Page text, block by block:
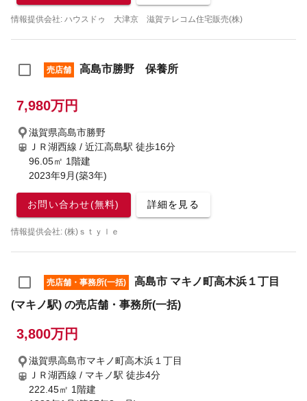
情報提供会社: ハウスドゥ 大津京 滋賀テレコム住宅販売(株)
売店舗 高島市勝野 保養所
7,980万円
滋賀県高島市勝野
ＪＲ湖西線 / 近江高島駅 徒歩16分
96.05㎡ 1階建
2023年9月(築3年)
お問い合わせ(無料) 詳細を見る
情報提供会社: (株)ｓｔｙｌｅ
売店舗・事務所(一括)
高島市 マキノ町高木浜１丁目
(マキノ駅) の売店舗・事務所(一括)
3,800万円
滋賀県高島市マキノ町高木浜１丁目
ＪＲ湖西線 / マキノ駅 徒歩4分
222.45㎡ 1階建